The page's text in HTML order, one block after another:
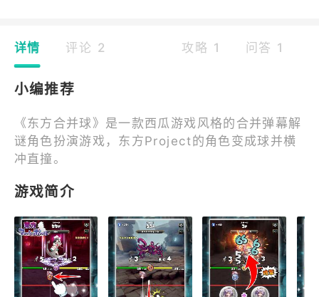
详情 评论 2 攻略 1 问答 1
小编推荐
《东方合并球》是一款西瓜游戏风格的合并弹幕解
谜角色扮演游戏，东方Project的角色变成球并横
冲直撞。
游戏简介